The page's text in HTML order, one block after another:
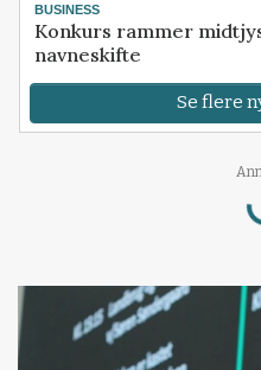
BUSINESS
Konkurs rammer
navneskifte
Se flere